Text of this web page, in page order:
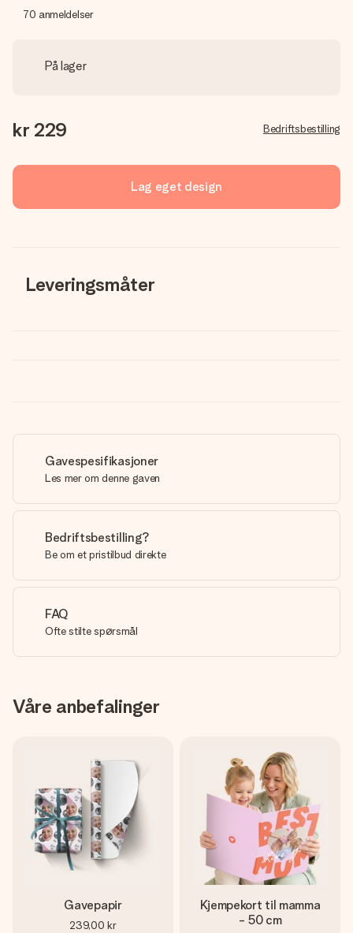
70 anmeldelser
På lager
kr 229 Bedriftsbestilling
Lag eget design
Leveringsmåter
Gavespesifikasjoner
Les mer om denne gaven
Bedriftsbestilling?
Be om et pristilbud direkte
FAQ
Ofte stilte spørsmål
Våre anbefalinger
Gavepapir
239,00 kr
Kjempekort til mamma
- 50 cm